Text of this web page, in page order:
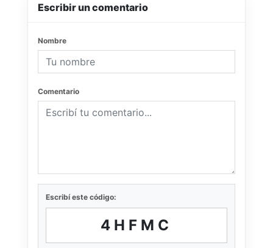
Escribir un comentario
Nombre
Comentario
Escribí este código:
4HFMC